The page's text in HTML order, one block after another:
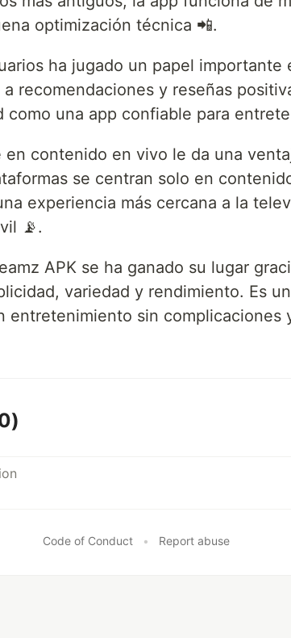
optimización técnica 📲.
ha jugado un papel importante
recomendaciones y reseñas
como una app confiable para
en contenido en vivo le da una
se centran solo en
experiencia más cercana a la
📡.
APK se ha ganado su lugar
variedad y rendimiento. Es
entretenimiento sin complicaciones
Code of Conduct • Report abuse